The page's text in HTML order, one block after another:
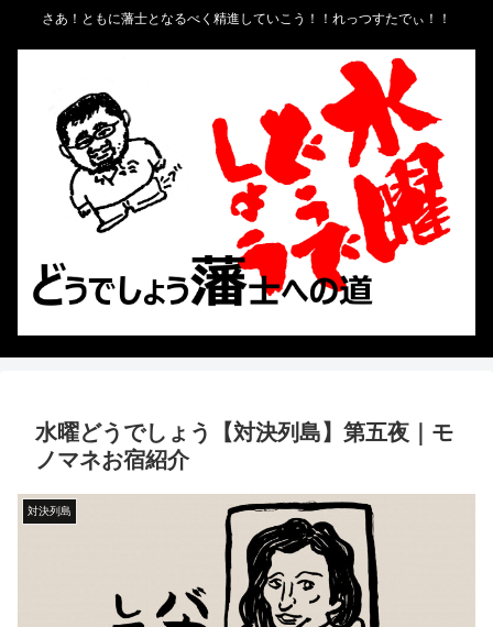
さあ！ともに藩士となるべく精進していこう！！れっつすたでぃ！！
水曜どうでしょう【対決列島】第五夜｜モ
ノマネお宿紹介
対決列島